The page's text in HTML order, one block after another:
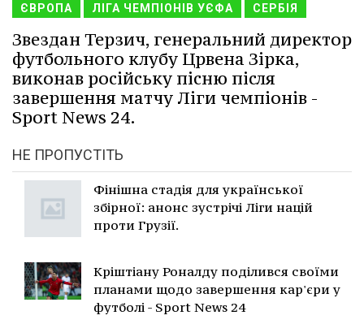
ЄВРОПА ЛІГА ЧЕМПІОНІВ УЄФА СЕРБІЯ
Звездан Терзич, генеральний директор
футбольного клубу Црвена Зірка,
виконав російську пісню після
завершення матчу Ліги чемпіонів -
Sport News 24.
НЕ ПРОПУСТІТЬ
Фінішна стадія для української
збірної: анонс зустрічі Ліги націй
проти Грузії.
Кріштіану Роналду поділився своїми
планами щодо завершення кар'єри у
футболі - Sport News 24